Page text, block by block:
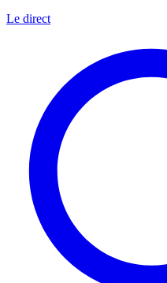
Le direct